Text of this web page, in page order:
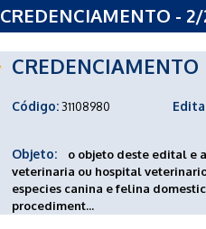
CREDENCIAMENTO -
CREDENCIAMENTO
Código:31108980
Objeto:
o objeto deste edital e
veterinaria ou hospital
especies canina e felina
procediment...